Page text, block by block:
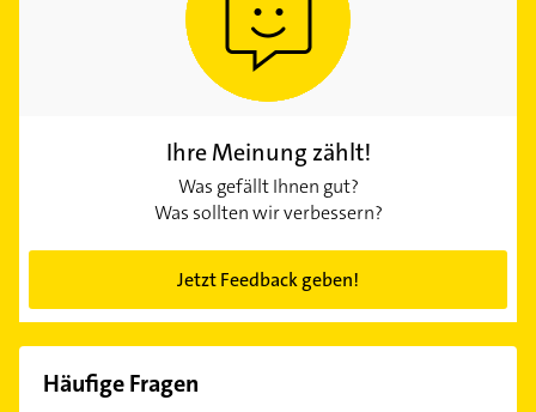
Ihre Meinung zählt!
Was gefällt Ihnen gut?
Was sollten wir verbessern?
Jetzt Feedback geben!
Häufige Fragen